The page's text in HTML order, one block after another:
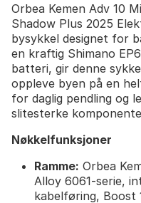
Orbea Kemen Adv 10
Shadow Plus 2025
bysykkel designet for
en kraftig Shimano
batteri, gir denne
oppleve byen på en
for daglig pendling og
slitesterke
Nøkkelfunksjoner
Ramme: Orbea
Alloy 6061-serie,
kabelføring, Boost